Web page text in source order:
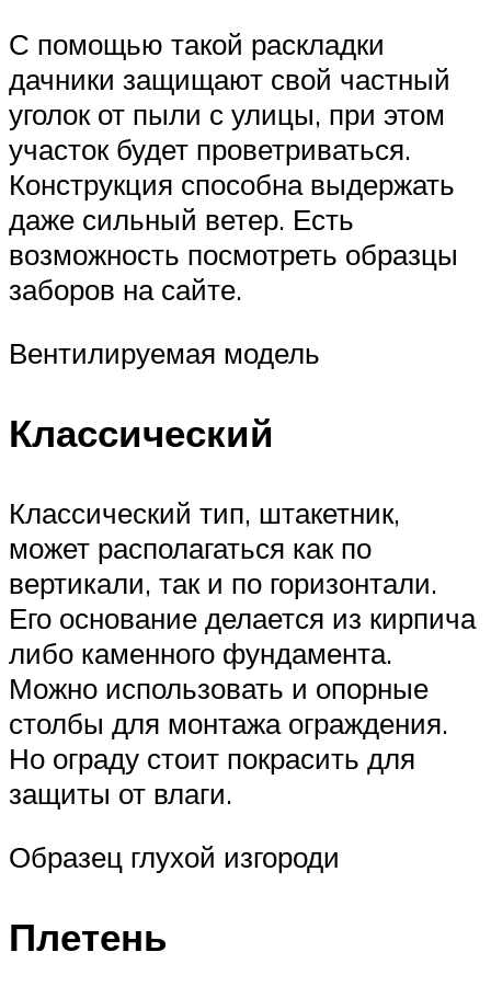
С помощью такой раскладки
дачники защищают свой частный
уголок от пыли с улицы, при этом
участок будет проветриваться.
Конструкция способна выдержать
даже сильный ветер. Есть
возможность посмотреть образцы
заборов на сайте.
Вентилируемая модель
Классический
Классический тип, штакетник,
может располагаться как по
вертикали, так и по горизонтали.
Его основание делается из кирпича
либо каменного фундамента.
Можно использовать и опорные
столбы для монтажа ограждения.
Но ограду стоит покрасить для
защиты от влаги.
Образец глухой изгороди
Плетень